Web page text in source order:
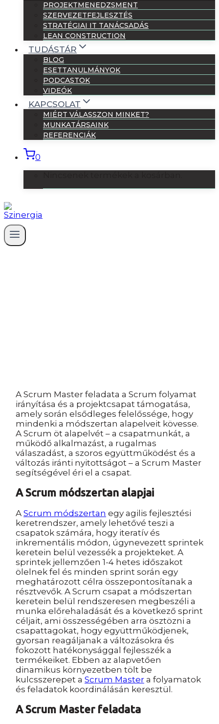
PROJEKTMENEDZSMENT
SZERVEZETFEJLESZTÉS
STRATÉGIAI IT TANÁCSADÁS
LEAN CONSTRUCTION
TUDÁSTÁR
BLOG
ESETTANULMÁNYOK
PODCASTOK
VIDEÓK
KAPCSOLAT
MIÉRT VÁLASSZON MINKET?
MUNKATÁRSAINK
REFERENCIÁK
0
A Scrum Master feladata a Scrum folyamat
irányítása és a projektcsapat támogatása,
amely során elsődleges felelőssége, hogy
mindenki a módszertan alapelveit kövesse.
A Scrum öt alapelvét – a csapatmunkát, a
működő alkalmazást, a rugalmas
válaszadást, a szoros együttműködést és a
változás iránti nyitottságot – a Scrum Master
segítségével éri el a csapat.
A Scrum módszertan alapjai
A Scrum módszertan egy agilis fejlesztési
keretrendszer, amely lehetővé teszi a
csapatok számára, hogy iteratív és
inkrementális módon, úgynevezett sprintek
keretein belül vezessék a projekteket. A
sprintek jellemzően 1-4 hetes időszakot
ölelnek fel és minden sprint során egy
meghatározott célra összepontosítanak a
résztvevők. A Scrum csapat a módszertan
keretein belül rendszeresen megbeszéli a
munka előrehaladását és a következő sprint
céljait, ami összességében arra ösztözni a
csapattagokat, hogy együttműködjenek,
gyorsan reagáljanak a változásokra és
fokozott hatékonysággal fejlesszék a
termékeiket. Ebben az alapvetően
dinamikus környezetben tölt be
kulcsszerepet a Scrum Master a folyamatok
és feladatok koordinálásán keresztül.
A Scrum Master feladata